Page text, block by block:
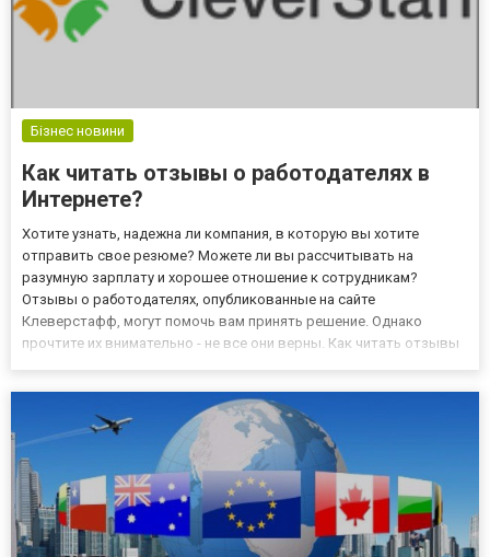
Бізнес новини
Как читать отзывы о работодателях в
Интернете?
Хотите узнать, надежна ли компания, в которую вы хотите
отправить свое резюме? Можете ли вы рассчитывать на
разумную зарплату и хорошее отношение к сотрудникам?
Отзывы о работодателях, опубликованные на сайте
Клеверстафф, могут помочь вам принять решение. Однако
прочтите их внимательно - не все они верны. Как читать отзывы
отрицательные отзывы от разочарова...